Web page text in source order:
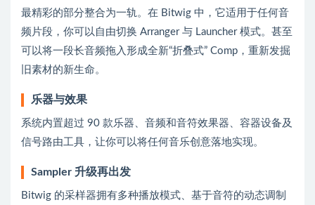
最精彩的部分整合为一轨。在 Bitwig 中，它适用于任何音
频片段，你可以自由切换 Arranger 与 Launcher 模式。甚至
可以将一段长音频拖入形成全新“折叠式” Comp，重新发掘
旧素材的新生命。
乐器与效果
系统内置超过 90 款乐器、音频和音符效果器、容器设备及
信号路由工具，让你可以将任何音乐创意落地实现。
Sampler 升级再出发
Bitwig 的采样器拥有多种播放模式、基于音符的动态调制